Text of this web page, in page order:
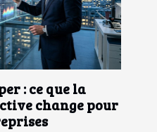
: ce que la
change pour